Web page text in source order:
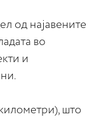
од најавените
во
и
што